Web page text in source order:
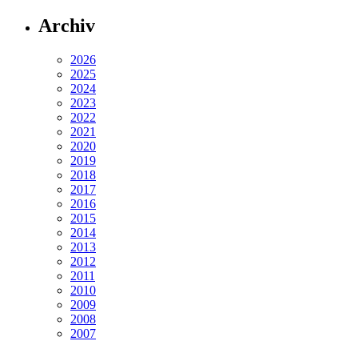
Archiv
2026
2025
2024
2023
2022
2021
2020
2019
2018
2017
2016
2015
2014
2013
2012
2011
2010
2009
2008
2007